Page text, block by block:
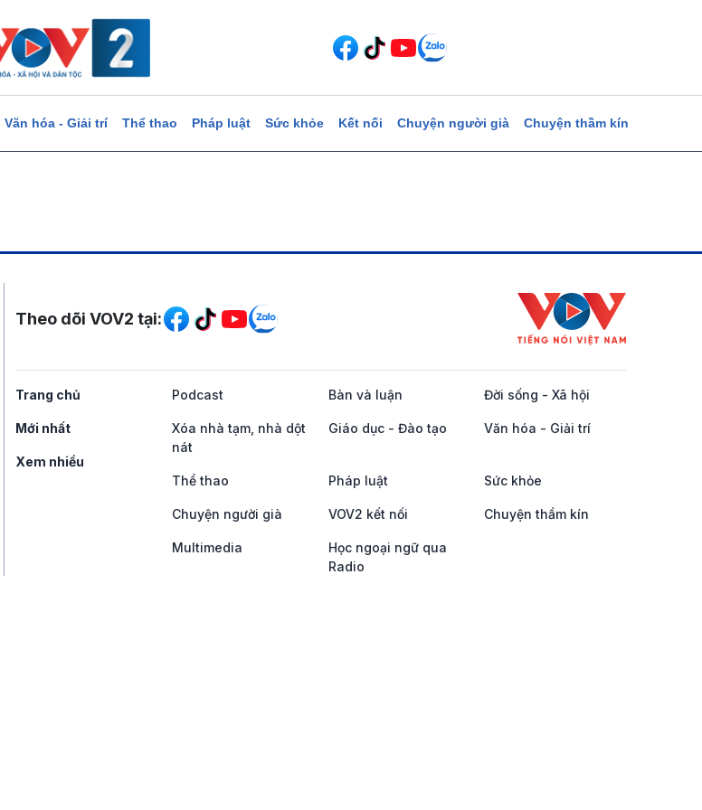
Văn hóa - Giải trí Thể thao Pháp luật Sức khỏe Kết nối Chuyện người già Chuyện thầm kín
Mạng xã hội
Theo dõi VOV2 tại:
Trang chủ
Mới nhất
Xem nhiều
Podcast Bàn và luận Đời sống - Xã hội
Xóa nhà tạm, nhà dột
nát
Giáo dục - Đào tạo Văn hóa - Giải trí
Thể thao Pháp luật Sức khỏe
Chuyện người già VOV2 kết nối Chuyện thầm kín
Multimedia
Học ngoại ngữ qua
Radio